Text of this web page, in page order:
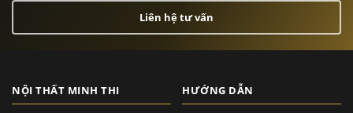
Liên hệ tư vấn
NỘI THẤT MINH THI HƯỚNG DẪN